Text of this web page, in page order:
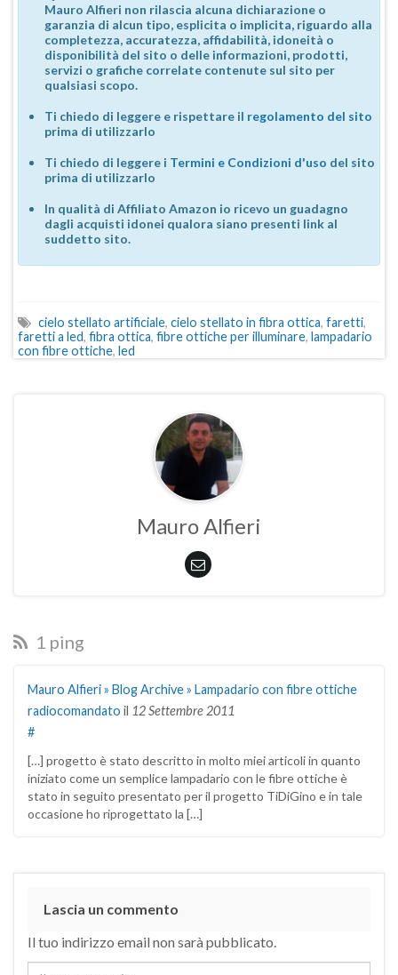
Mauro Alfieri non rilascia alcuna dichiarazione o
garanzia di alcun tipo, esplicita o implicita, riguardo alla
completezza, accuratezza, affidabilità, idoneità o
disponibilità del sito o delle informazioni, prodotti,
servizi o grafiche correlate contenute sul sito per
qualsiasi scopo.
Ti chiedo di leggere e rispettare il regolamento del sito
prima di utilizzarlo
Ti chiedo di leggere i Termini e Condizioni d'uso del sito
prima di utilizzarlo
In qualità di Affiliato Amazon io ricevo un guadagno
dagli acquisti idonei qualora siano presenti link al
suddetto sito.
cielo stellato artificiale, cielo stellato in fibra ottica, faretti,
faretti a led, fibra ottica, fibre ottiche per illuminare, lampadario
con fibre ottiche, led
Mauro Alfieri
1 ping
Mauro Alfieri » Blog Archive » Lampadario con fibre ottiche
radiocomandato il 12 Settembre 2011
#
[…] progetto è stato descritto in molto miei articoli in quanto
iniziato come un semplice lampadario con le fibre ottiche è
stato in seguito presentato per il progetto TiDiGino e in tale
occasione ho riprogettato la […]
Lascia un commento
Il tuo indirizzo email non sarà pubblicato.